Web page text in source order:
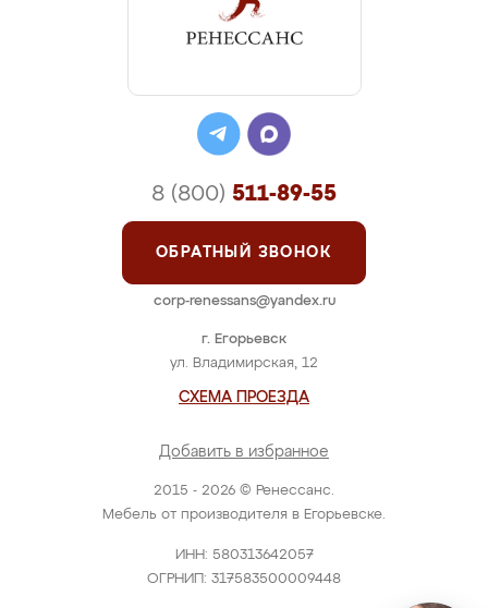
2015 - 2026 © Ренессанс.
Мебель от производителя в Егорьевске.
ИНН: 580313642057
ОГРНИП: 317583500009448
г. Егорьевск
ул. Владимирская, 12
СХЕМА ПРОЕЗДА
Добавить в избранное
8 (800) 511-89-55
ОБРАТНЫЙ ЗВОНОК
corp-renessans@yandex.ru